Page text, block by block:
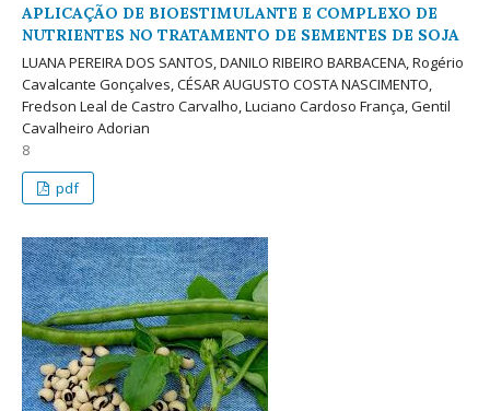
APLICAÇÃO DE BIOESTIMULANTE E COMPLEXO DE
NUTRIENTES NO TRATAMENTO DE SEMENTES DE SOJA
LUANA PEREIRA DOS SANTOS, DANILO RIBEIRO BARBACENA, Rogério
Cavalcante Gonçalves, CÉSAR AUGUSTO COSTA NASCIMENTO,
Fredson Leal de Castro Carvalho, Luciano Cardoso França, Gentil
Cavalheiro Adorian
8
pdf